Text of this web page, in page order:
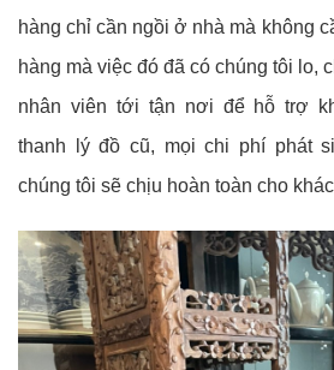
hàng chỉ cần ngồi ở nhà mà không
hàng mà việc đó đã có chúng tôi lo,
nhân viên tới tận nơi để hỗ trợ
thanh lý đồ cũ, mọi chi phí phát
chúng tôi sẽ chịu hoàn toàn cho